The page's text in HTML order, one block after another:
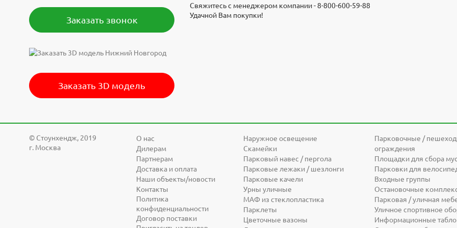
Низкая цена на парковую, садовую и уличную мебель, МАФ обусловлена
позволило снизить себестоимость продукции. Все изделия проходят
Свяжитесь с менеджером компании - 8-800-600-59-88
Удачной Вам покупки!
Заказать звонок
Заказать 3D модель
© Cтоунхендж, 2019
г. Москва
О нас
Дилерам
Партнерам
Доставка и оплата
Наши объекты/новости
Контакты
Политика
конфиденциальности
Договор поставки
Наружное освещение
Скамейки
Парковый навес / пергола
Парковые лежаки / шезлонги
Парковые качели
Урны уличные
МАФ из стеклопластика
Парклеты
Цветочные вазоны
Парковочные /
ограждения
Площадки для сбора
Парковки для
Входные группы
Остановочные
Парковая / уличная
Уличное спортивное
Информационные табло